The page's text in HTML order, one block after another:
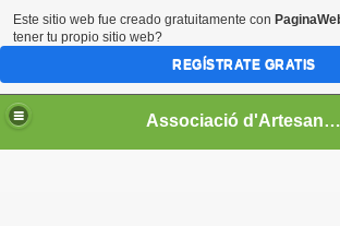
Associació d'Artesans Miniaturistes de Catalunya
Este sitio web fue creado gratuitamente con
tener tu propio sitio web?
REGÍSTRATE GRATIS